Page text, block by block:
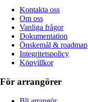
Kontakta oss
Om oss
Vanliga frågor
Dokumentation
Önskemål & roadmap
Integritetspolicy
Köpvillkor
För arrangörer